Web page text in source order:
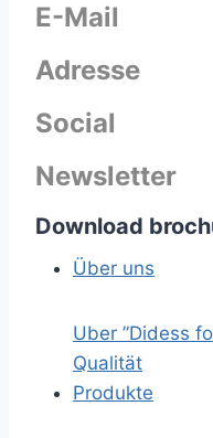
E-Mail
Adresse
Social
Newsletter
Download
Über uns
Uber ”Didess
Qualität
Produkte